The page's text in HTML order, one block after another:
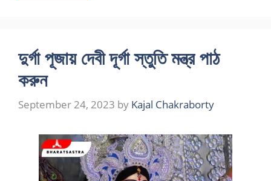
দুর্গা পূজায় দেবী দূর্গা স্তুতি মন্ত্র পাঠ
করুন
September 24, 2023 by Kajal Chakraborty